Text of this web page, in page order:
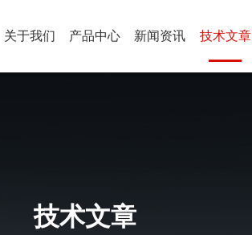
关于我们 产品中心 新闻资讯 技术文章
技术文章